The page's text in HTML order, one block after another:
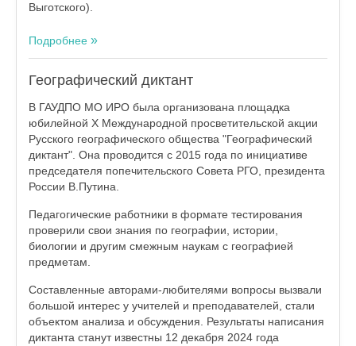
Выготского).
Подробнее
Географический диктант
В ГАУДПО МО ИРО была организована площадка
юбилейной Х Международной просветительской акции
Русского географического общества "Географический
диктант". Она проводится с 2015 года по инициативе
председателя попечительского Совета РГО, президента
России В.Путина.
Педагогические работники в формате тестирования
проверили свои знания по географии, истории,
биологии и другим смежным наукам с географией
предметам.
Составленные авторами-любителями вопросы вызвали
большой интерес у учителей и преподавателей, стали
объектом анализа и обсуждения. Результаты написания
диктанта станут известны 12 декабря 2024 года